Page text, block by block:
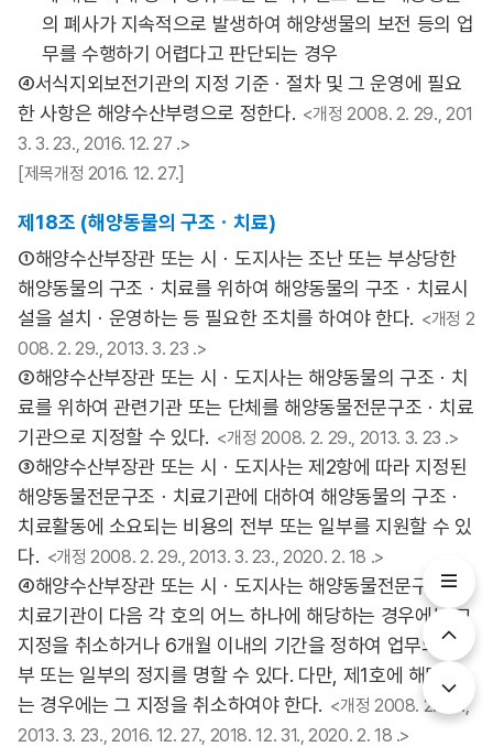
의 폐사가 지속적으로 발생하여 해양생물의 보전 등의 업
무를 수행하기 어렵다고 판단되는 경우
④서식지외보전기관의 지정 기준ㆍ절차 및 그 운영에 필요
한 사항은 해양수산부령으로 정한다. <개정 2008. 2. 29., 201
3. 3. 23., 2016. 12. 27 .>
[제목개정 2016. 12. 27.]
제18조 (해양동물의 구조ㆍ치료)
①해양수산부장관 또는 시ㆍ도지사는 조난 또는 부상당한
해양동물의 구조ㆍ치료를 위하여 해양동물의 구조ㆍ치료시
설을 설치ㆍ운영하는 등 필요한 조치를 하여야 한다. <개정 2
008. 2. 29., 2013. 3. 23 .>
②해양수산부장관 또는 시ㆍ도지사는 해양동물의 구조ㆍ치
료를 위하여 관련기관 또는 단체를 해양동물전문구조ㆍ치료
기관으로 지정할 수 있다. <개정 2008. 2. 29., 2013. 3. 23 .>
③해양수산부장관 또는 시ㆍ도지사는 제2항에 따라 지정된
해양동물전문구조ㆍ치료기관에 대하여 해양동물의 구조ㆍ
치료활동에 소요되는 비용의 전부 또는 일부를 지원할 수 있
다. <개정 2008. 2. 29., 2013. 3. 23., 2020. 2. 18 .>
④해양수산부장관 또는 시ㆍ도지사는 해양동물전문구조ㆍ
치료기관이 다음 각 호의 어느 하나에 해당하는 경우에는 그
지정을 취소하거나 6개월 이내의 기간을 정하여 업무의 전
부 또는 일부의 정지를 명할 수 있다. 다만, 제1호에 해당하
는 경우에는 그 지정을 취소하여야 한다. <개정 2008. 2. 29.,
2013. 3. 23., 2016. 12. 27., 2018. 12. 31., 2020. 2. 18 .>